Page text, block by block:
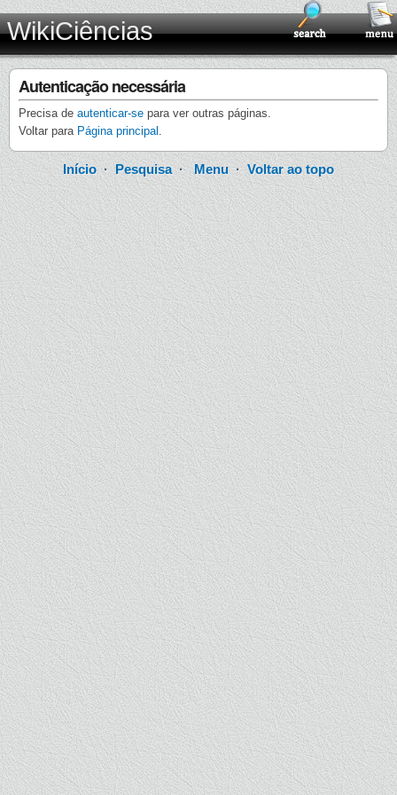
WikiCiências
Autenticação necessária
Precisa de autenticar-se para ver outras páginas.
Voltar para Página principal .
Início · Pesquisa·Menu ·Voltar ao topo